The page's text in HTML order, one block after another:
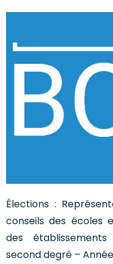
Élections :
conseils des écoles
des
second degré –